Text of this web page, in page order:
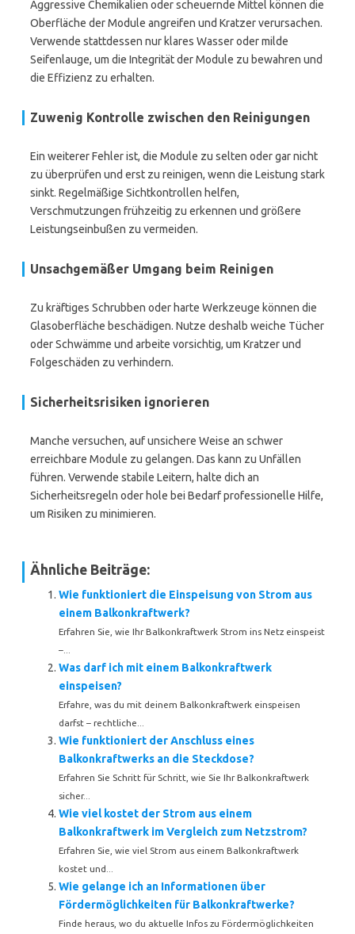
Aggressive Chemikalien oder scheuernde Mittel können die
Oberfläche der Module angreifen und Kratzer verursachen.
Verwende stattdessen nur klares Wasser oder milde
Seifenlauge, um die Integrität der Module zu bewahren und
die Effizienz zu erhalten.
Zuwenig Kontrolle zwischen den Reinigungen
Ein weiterer Fehler ist, die Module zu selten oder gar nicht
zu überprüfen und erst zu reinigen, wenn die Leistung stark
sinkt. Regelmäßige Sichtkontrollen helfen,
Verschmutzungen frühzeitig zu erkennen und größere
Leistungseinbußen zu vermeiden.
Unsachgemäßer Umgang beim Reinigen
Zu kräftiges Schrubben oder harte Werkzeuge können die
Glasoberfläche beschädigen. Nutze deshalb weiche Tücher
oder Schwämme und arbeite vorsichtig, um Kratzer und
Folgeschäden zu verhindern.
Sicherheitsrisiken ignorieren
Manche versuchen, auf unsichere Weise an schwer
erreichbare Module zu gelangen. Das kann zu Unfällen
führen. Verwende stabile Leitern, halte dich an
Sicherheitsregeln oder hole bei Bedarf professionelle Hilfe,
um Risiken zu minimieren.
Ähnliche Beiträge:
Wie funktioniert die Einspeisung von Strom aus
einem Balkonkraftwerk?
Erfahren Sie, wie Ihr Balkonkraftwerk Strom ins Netz einspeist
–...
Was darf ich mit einem Balkonkraftwerk
einspeisen?
Erfahre, was du mit deinem Balkonkraftwerk einspeisen
darfst – rechtliche...
Wie funktioniert der Anschluss eines
Balkonkraftwerks an die Steckdose?
Erfahren Sie Schritt für Schritt, wie Sie Ihr Balkonkraftwerk
sicher...
Wie viel kostet der Strom aus einem
Balkonkraftwerk im Vergleich zum Netzstrom?
Erfahren Sie, wie viel Strom aus einem Balkonkraftwerk
kostet und...
Wie gelange ich an Informationen über
Fördermöglichkeiten für Balkonkraftwerke?
Finde heraus, wo du aktuelle Infos zu Fördermöglichkeiten